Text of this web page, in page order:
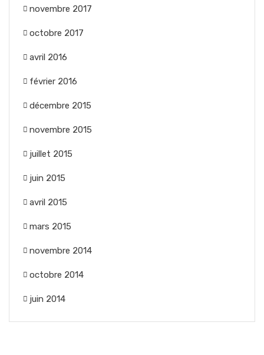
novembre 2017
octobre 2017
avril 2016
février 2016
décembre 2015
novembre 2015
juillet 2015
juin 2015
avril 2015
mars 2015
novembre 2014
octobre 2014
juin 2014